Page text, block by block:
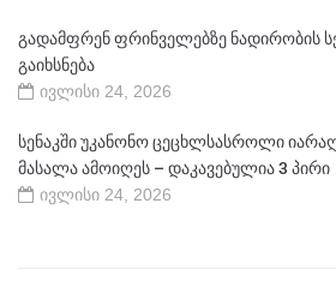
გადამფრენ ფრინველებზე ნადირობის
გაიხსნება
ივლისი 24, 2026
სენაკში უკანონო ცეცხლსასროლი
მასალა ამოიღეს – დაკავებულია 3 პირი
ივლისი 24, 2026